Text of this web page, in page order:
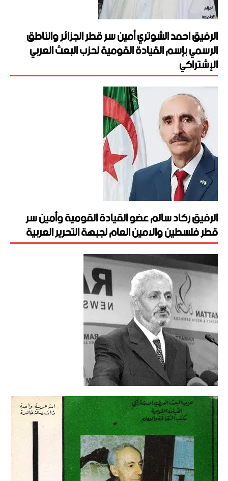
الرفيق احمد الشوتري أمين سر قطر الجزائر والناطق
الرسمي بإسم القيادة القومية لحزب البعث العربي
الإشتراكي
الرفيق ركاد سالم عضو القيادة القومية وأمين سر
قطر فلسطين والامين العام لجبهة التحرير العربية